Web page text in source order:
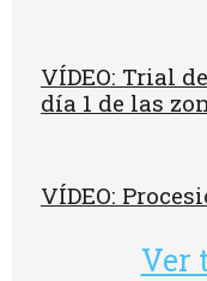
VÍDEO: Trial
día 1 de las
VÍDEO:
Ver